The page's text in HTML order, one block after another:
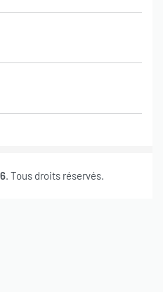
. Tous droits réservés.